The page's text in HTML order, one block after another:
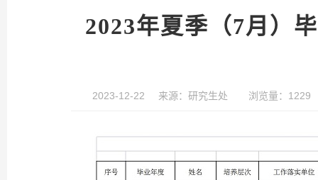
2023年夏季（7月）
2023-12-22 来源： 研究生处 浏览量：1229